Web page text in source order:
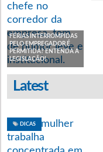
FÉRIAS INTERROMPIDAS
PELO EMPREGADOR É
PERMITIDA? ENTENDA A
LEGISLAÇÃO!
Latest
DICAS